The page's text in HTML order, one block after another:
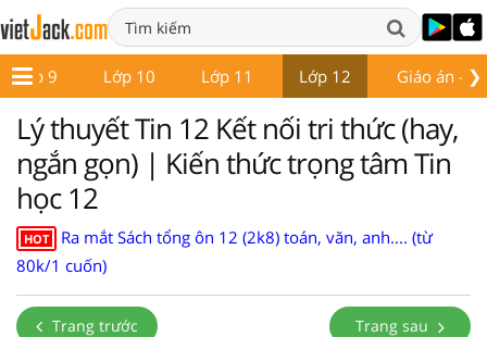
❯
Lớp 9 Lớp 10 Lớp 11 Lớp 12 Giáo án -
Lý thuyết Tin 12 Kết nối tri thức (hay,
ngắn gọn) | Kiến thức trọng tâm Tin
học 12
HOT
Ra mắt Sách tổng ôn 12 (2k8) toán, văn, anh.... (từ
80k/1 cuốn)
Trang trước Trang sau